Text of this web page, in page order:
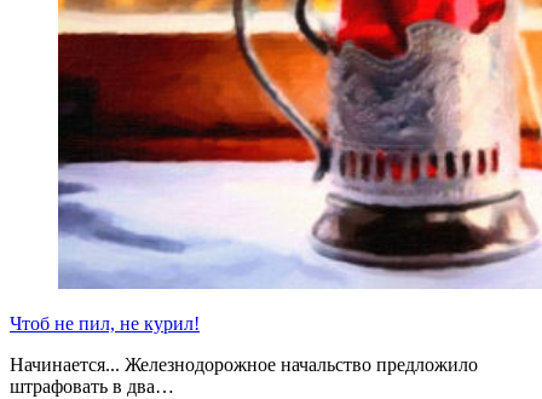
Чтоб не пил, не курил!
Начинается... Железнодорожное начальство предложило
штрафовать в два…